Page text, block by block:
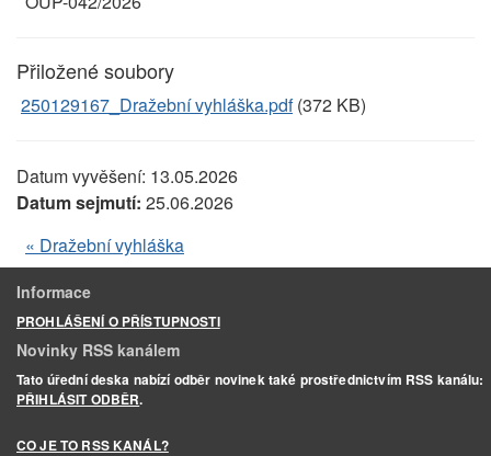
Přiložené soubory
250129167_Dražební vyhláška.pdf(372 KB)
Datum vyvěšení: 13.05.2026
Datum sejmutí: 25.06.2026
« Dražební vyhláška
Informace
PROHLÁŠENÍ O PŘÍSTUPNOSTI
Novinky RSS kanálem
Tato úřední deska nabízí odběr novinek také prostřednictvím RSS kanálu:
PŘIHLÁSIT ODBĚR.
CO JE TO RSS KANÁL?